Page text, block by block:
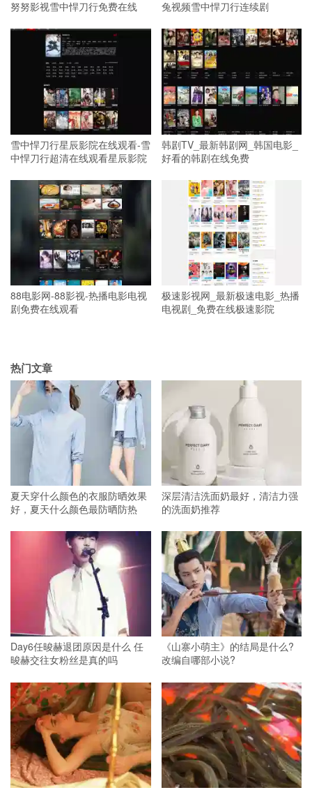
努努影视雪中悍刀行免费在线 兔视频雪中悍刀行连续剧
雪中悍刀行星辰影院在线观看-雪
中悍刀行超清在线观看星辰影院
韩剧TV_最新韩剧网_韩国电影_
好看的韩剧在线免费
88电影网-88影视-热播电影电视
剧免费在线观看
极速影视网_最新极速电影_热播
电视剧_免费在线极速影院
热门文章
夏天穿什么颜色的衣服防晒效果
好，夏天什么颜色最防晒防热
深层清洁洗面奶最好，清洁力强
的洗面奶推荐
Day6任晙赫退团原因是什么 任
晙赫交往女粉丝是真的吗
《山寨小萌主》的结局是什么?
改编自哪部小说?